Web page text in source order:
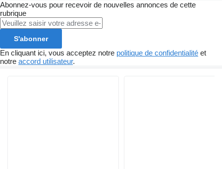
Abonnez-vous pour recevoir de nouvelles annonces de cette
rubrique
S'abonner
En cliquant ici, vous acceptez notre politique de confidentialité et
notre accord utilisateur.